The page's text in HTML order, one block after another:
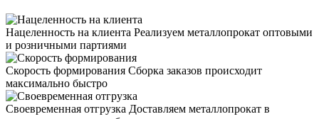
Нацеленность на клиента Реализуем металлопрокат оптовыми
и розничными партиями
Скорость формирования Сборка заказов происходит
максимально быстро
Своевременная отгрузка Доставляем металлопрокат в